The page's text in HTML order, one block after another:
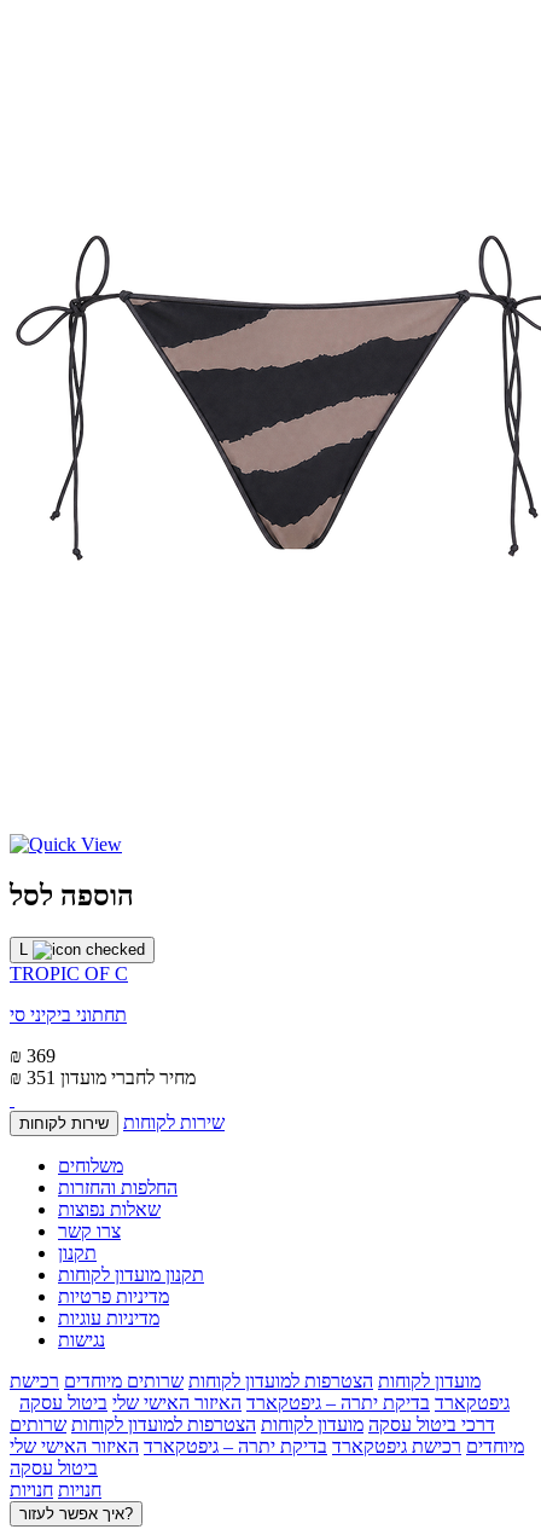
הוספה לסל
L
TROPIC OF C
תחתוני ביקיני סי
₪ 369
₪ 351 מחיר לחברי מועדון
שירות לקוחות שירות לקוחות
משלוחים
החלפות והחזרות
שאלות נפוצות
צרו קשר
תקנון
תקנון מועדון לקוחות
מדיניות פרטיות
מדיניות עוגיות
נגישות
מועדון לקוחות הצטרפות למועדון לקוחות שרותים מיוחדים רכישת
גיפטקארד בדיקת יתרה – גיפטקארד האיזור האישי שלי ביטול עסקה
דרכי ביטול עסקה מועדון לקוחות הצטרפות למועדון לקוחות שרותים
מיוחדים רכישת גיפטקארד בדיקת יתרה – גיפטקארד האיזור האישי שלי
ביטול עסקה
חנויות חנויות
איך אפשר לעזור?